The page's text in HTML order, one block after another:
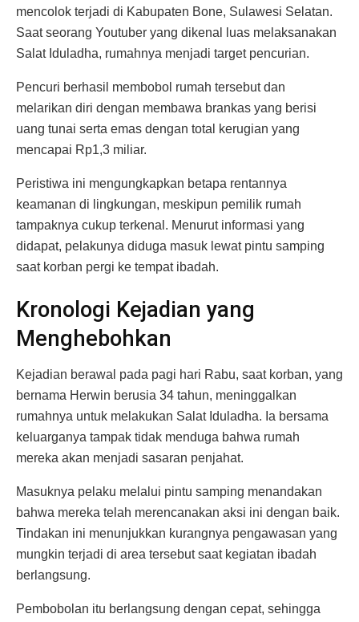
mencolok terjadi di Kabupaten Bone, Sulawesi Selatan.
Saat seorang Youtuber yang dikenal luas melaksanakan
Salat Iduladha, rumahnya menjadi target pencurian.
Pencuri berhasil membobol rumah tersebut dan
melarikan diri dengan membawa brankas yang berisi
uang tunai serta emas dengan total kerugian yang
mencapai Rp1,3 miliar.
Peristiwa ini mengungkapkan betapa rentannya
keamanan di lingkungan, meskipun pemilik rumah
tampaknya cukup terkenal. Menurut informasi yang
didapat, pelakunya diduga masuk lewat pintu samping
saat korban pergi ke tempat ibadah.
Kronologi Kejadian yang
Menghebohkan
Kejadian berawal pada pagi hari Rabu, saat korban, yang
bernama Herwin berusia 34 tahun, meninggalkan
rumahnya untuk melakukan Salat Iduladha. Ia bersama
keluarganya tampak tidak menduga bahwa rumah
mereka akan menjadi sasaran penjahat.
Masuknya pelaku melalui pintu samping menandakan
bahwa mereka telah merencanakan aksi ini dengan baik.
Tindakan ini menunjukkan kurangnya pengawasan yang
mungkin terjadi di area tersebut saat kegiatan ibadah
berlangsung.
Pembobolan itu berlangsung dengan cepat, sehingga